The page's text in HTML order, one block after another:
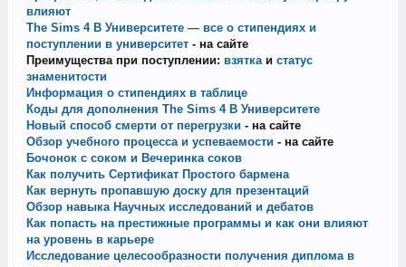
влияют
The Sims 4 В Университете — все о стипендиях и
поступлении в университет- на сайте
Преимущества при поступлении: взяткаи статус
знаменитости
Информация о стипендиях в таблице
Коды для дополнения The Sims 4 В Университете
Новый способ смерти от перегрузки - на сайте
Обзор учебного процесса и успеваемости - на сайте
Бочонок с соком и Вечеринка соков
Как получить Сертификат Простого бармена
Как вернуть пропавшую доску для презентаций
Обзор навыка Научных исследований и дебатов
Как попасть на престижные программы и как они влияют
на уровень в карьере
Исследование целесообразности получения диплома в